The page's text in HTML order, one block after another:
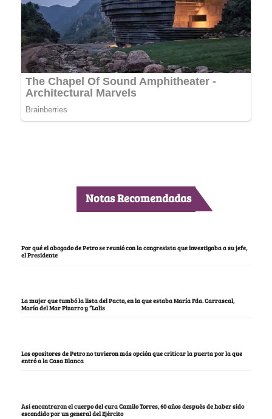
Notas Recomendadas
Por qué el abogado de Petro se reunió con la congresista que investigaba a su jefe,
el Presidente
La mujer que tumbó la lista del Pacto, en la que estaba María Fda. Carrascal,
María del Mar Pizarro y “Lalis
Los opositores de Petro no tuvieron más opción que criticar la puerta por la que
entró a la Casa Blanca
Así encontraron el cuerpo del cura Camilo Torres, 60 años después de haber sido
escondido por un general del Ejército